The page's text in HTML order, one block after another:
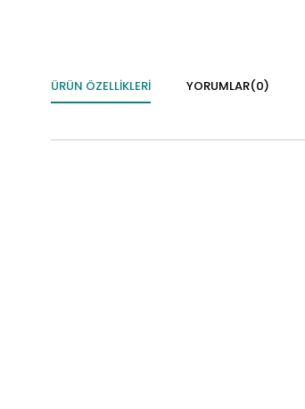
ÜRÜN ÖZELLIKLERI YORUMLAR(0)